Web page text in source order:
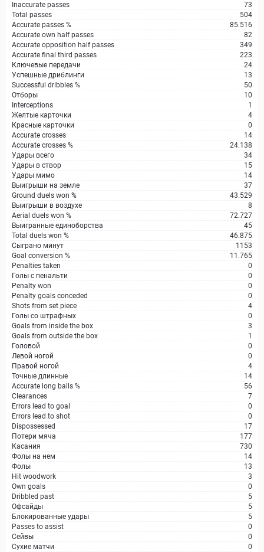
Inaccurate passes
73
Total passes
504
Accurate passes %
85.516
Accurate own half passes
82
Accurate opposition half passes
349
Accurate final third passes
223
Ключевые передачи
24
Успешные дриблинги
13
Successful dribbles %
50
Отборы
10
Interceptions
1
Желтые карточки
4
Красные карточки
0
Accurate crosses
14
Accurate crosses %
24.138
Удары всего
34
Удары в створ
15
Удары мимо
14
Выигрыши на земле
37
Ground duels won %
43.529
Выигрыши в воздухе
8
Aerial duels won %
72.727
Выигранные единоборства
45
Total duels won %
46.875
Сыграно минут
1153
Goal conversion %
11.765
Penalties taken
0
Голы с пенальти
0
Penalty won
0
Penalty goals conceded
0
Shots from set piece
4
Голы со штрафных
0
Goals from inside the box
3
Goals from outside the box
1
Головой
0
Левой ногой
0
Правой ногой
4
Точные длинные
14
Accurate long balls %
56
Clearances
7
Errors lead to goal
0
Errors lead to shot
0
Dispossessed
17
Потери мяча
177
Касания
730
Фолы на нем
14
Фолы
13
Hit woodwork
3
Own goals
0
Dribbled past
5
Офсайды
5
Блокированные удары
5
Passes to assist
0
Сейвы
0
Сухие матчи
0